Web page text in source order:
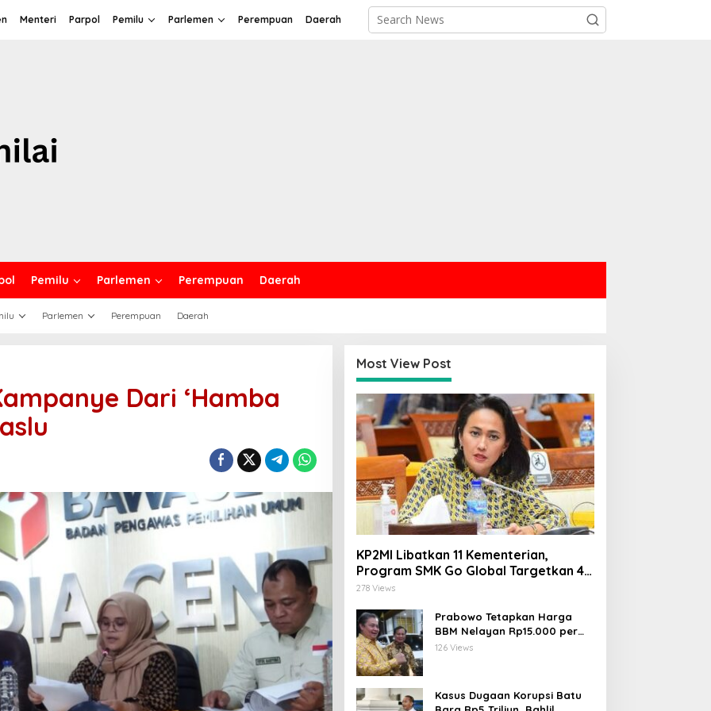
Menteri Parpol Pemilu Parlemen Perempuan Daerah
Pemilu Parlemen Perempuan Daerah
Parlemen Perempuan Daerah
Dari ‘Hamba
Most View Post
KP2MI Libatkan 11 Kementerian,
Program SMK Go Global Targetkan 40
Ribu Peserta Tahun Ini
278 Views
Prabowo Tetapkan Harga
BBM Nelayan Rp15.000 per
Liter, Berlaku untuk Kapal 30-
126 Views
Kasus Dugaan Korupsi Batu